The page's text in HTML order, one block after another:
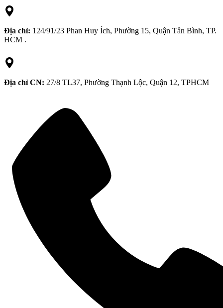
Địa chỉ: 124/91/23 Phan Huy Ích, Phường 15, Quận Tân Bình, TP.
HCM .
Địa chỉ CN: 27/8 TL37, Phường Thạnh Lộc, Quận 12, TPHCM